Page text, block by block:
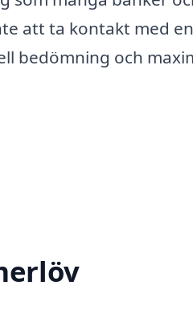
att ta kontakt med en
bedömning och